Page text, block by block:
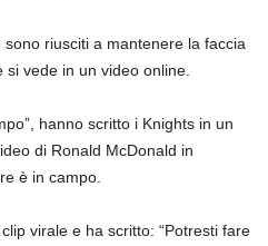
riusciti a mantenere la faccia
vede in un video online.
hanno scritto i Knights in un
di Ronald McDonald in
è in campo.
virale e ha scritto: “Potresti fare